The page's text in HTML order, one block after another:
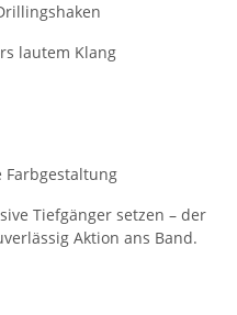
lautem Klang
Farbgestaltung
Tiefgänger setzen – der
Aktion ans Band.